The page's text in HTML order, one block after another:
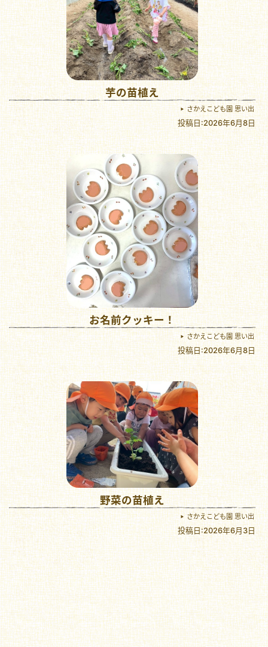
芋の苗植え
さかえこども園 思い出
投稿日:2026年6月8日
お名前クッキー！
さかえこども園 思い出
投稿日:2026年6月8日
野菜の苗植え
さかえこども園 思い出
投稿日:2026年6月3日